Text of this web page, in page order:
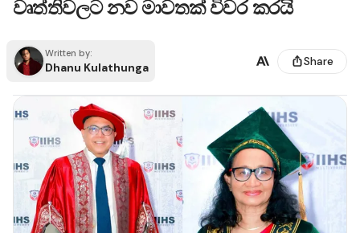
වෘත්තිවලට නව මාවතක් විවර කරයි
Written by:
Dhanu Kulathunga Share